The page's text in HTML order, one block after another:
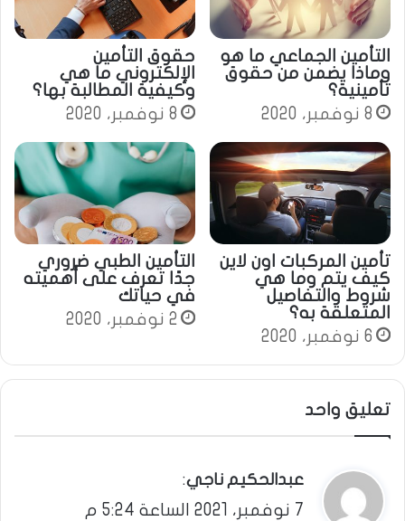
التأمين الجماعي ما هو
وماذا يضمن من حقوق
تأمينية؟
8 نوفمبر، 2020
حقوق التأمين
الإلكتروني ما هي
وكيفية المطالبة بها؟
8 نوفمبر، 2020
تأمين المركبات اون لاين
كيف يتم وما هي
شروط والتفاصيل
المتعلقة به؟
6 نوفمبر، 2020
التأمين الطبي ضروري
جدًا تعرف على أهميته
في حياتك
2 نوفمبر، 2020
تعليق واحد
ي
ق
عبدالحكيم ناجي:
7 نوفمبر، 2021 الساعة 5:24 م